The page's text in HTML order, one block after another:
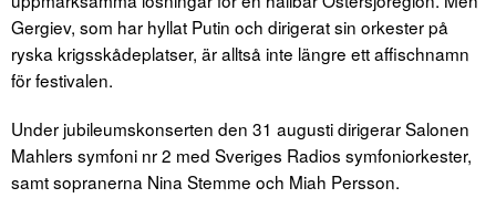
Gergiev, som har hyllat Putin och dirigerat sin orkester på
ryska krigsskådeplatser, är alltså inte längre ett affischnamn
för festivalen.
Under jubileumskonserten den 31 augusti dirigerar Salonen
Mahlers symfoni nr 2 med Sveriges Radios symfoniorkester,
samt sopranerna Nina Stemme och Miah Persson.